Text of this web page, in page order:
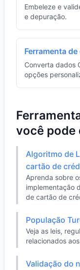
Embeleze e
e depuração.
Ferramenta
Converta dados
opções
você pode
Algoritmo de
cartão de
Aprenda sobre
implementação
de cartão de
População
Veja as leis,
relacionados
Validação do